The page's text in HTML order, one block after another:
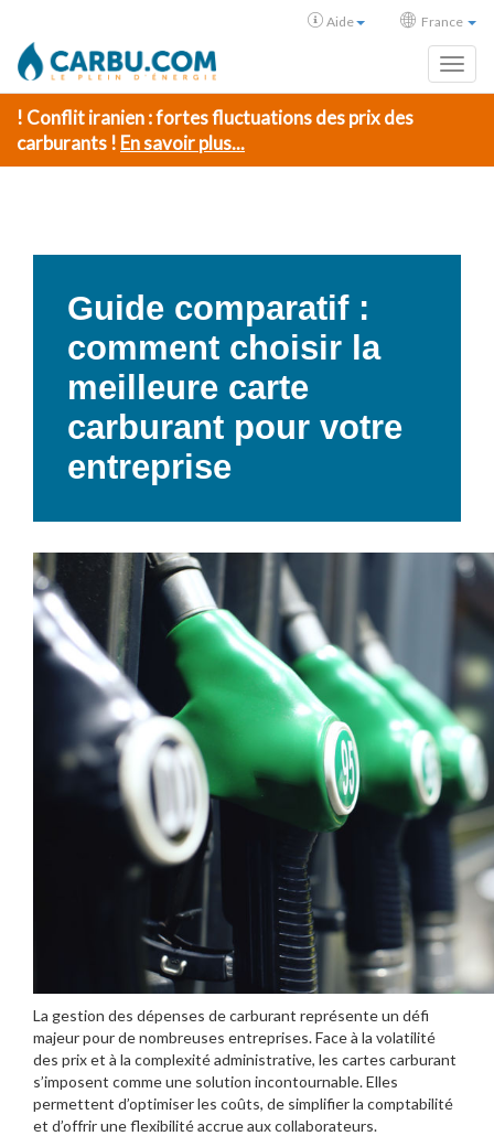
Aide France
! Conflit iranien : fortes fluctuations des prix des
carburants ! En savoir plus...
Guide comparatif :
comment choisir la
meilleure carte
carburant pour votre
entreprise
La gestion des dépenses de carburant représente un défi
majeur pour de nombreuses entreprises. Face à la volatilité
des prix et à la complexité administrative, les cartes carburant
s’imposent comme une solution incontournable. Elles
permettent d’optimiser les coûts, de simplifier la comptabilité
et d’offrir une flexibilité accrue aux collaborateurs.